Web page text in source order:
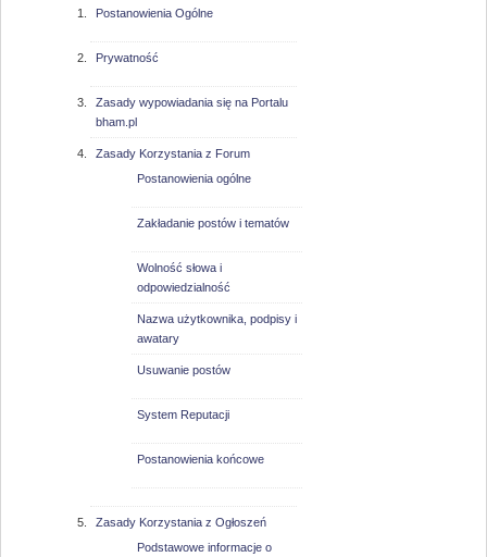
Postanowienia Ogólne
Prywatność
Zasady wypowiadania się na Portalu
bham.pl
Zasady Korzystania z Forum
Postanowienia ogólne
Zakładanie postów i tematów
Wolność słowa i
odpowiedzialność
Nazwa użytkownika, podpisy i
awatary
Usuwanie postów
System Reputacji
Postanowienia końcowe
Zasady Korzystania z Ogłoszeń
Podstawowe informacje o